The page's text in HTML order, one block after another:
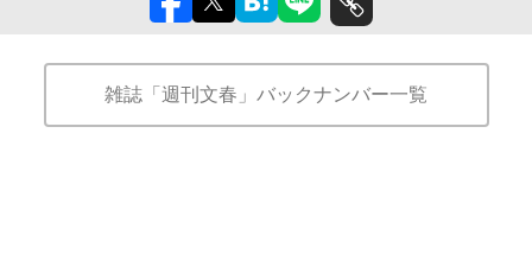
雑誌「週刊文春」バックナンバー一覧